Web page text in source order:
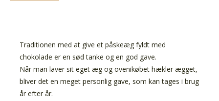
Traditionen med at give et påskeæg fyldt med
chokolade er en sød tanke og en god gave.
Når man laver sit eget æg og ovenikøbet hækler ægget,
bliver det en meget personlig gave, som kan tages i brug
år efter år.